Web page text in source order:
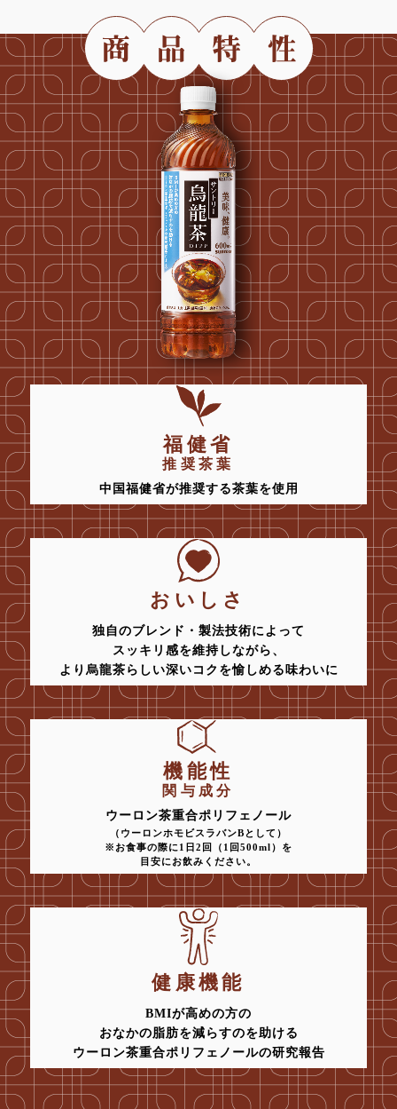
福健省
推奨茶葉
中国福健省が推奨する茶葉を使用
おいしさ
独自のブレンド・製法技術によって
スッキリ感を維持しながら、
より烏龍茶らしい深いコクを愉しめる味わいに
機能性
関与成分
ウーロン茶重合ポリフェノール
（ウーロンホモビスラバンBとして）
※お食事の際に1日2回（1回500ml）を
目安にお飲みください。
健康機能
BMIが高めの方の
おなかの脂肪を減らすのを助ける
ウーロン茶重合ポリフェノールの研究報告